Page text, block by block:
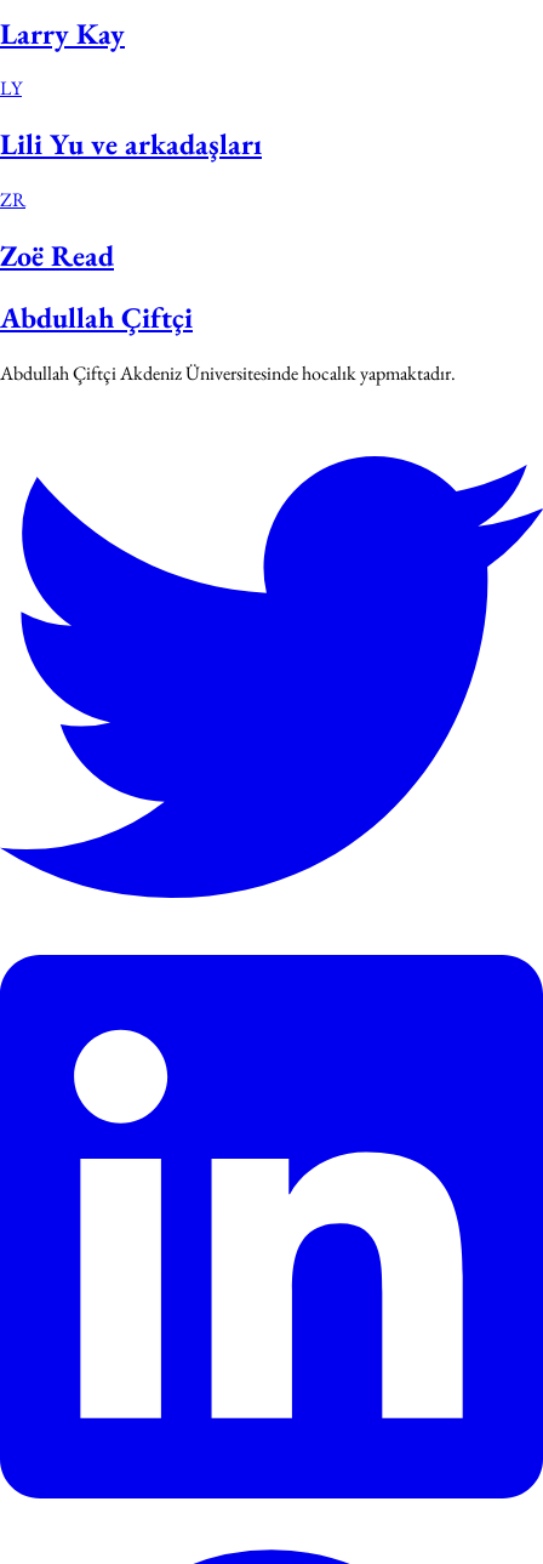
Larry Kay
LY
Lili Yu ve arkadaşları
ZR
Zoë Read
Abdullah Çiftçi
Abdullah Çiftçi Akdeniz Üniversitesinde hocalık yapmaktadır.